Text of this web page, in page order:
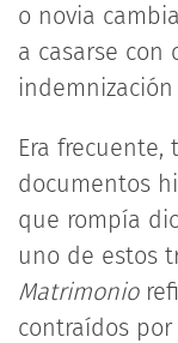
o novia
a casarse con
Era
documentos
que rompía
uno de estos
Matrimonio
contraídos